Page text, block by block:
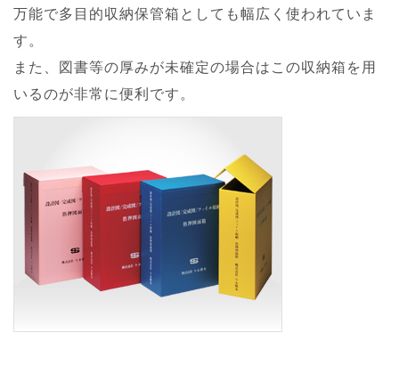
万能で多目的収納保管箱としても幅広く使われていま
す。
また、図書等の厚みが未確定の場合はこの収納箱を用
いるのが非常に便利です。